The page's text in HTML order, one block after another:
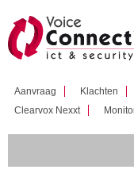
Aanvraag Klachten
Clearvox Nexxt